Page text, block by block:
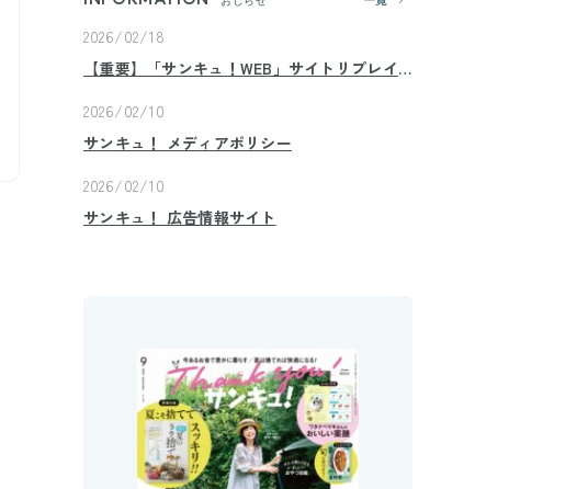
2026/02/18
【重要】「サンキュ！WEB」サイトリプレイ
2026/02/10
サンキュ！ メディアポリシー
2026/02/10
サンキュ！ 広告情報サイト